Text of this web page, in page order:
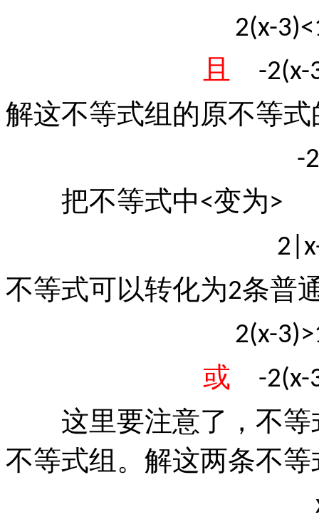
2(x-
且 -2(x-
解这不等式组的原不等式
-
把不等式中<变为>
不等式可以转化为2条普
2(x-
或 -2(x-
这里要注意了，不等
不等式组。解这两条不